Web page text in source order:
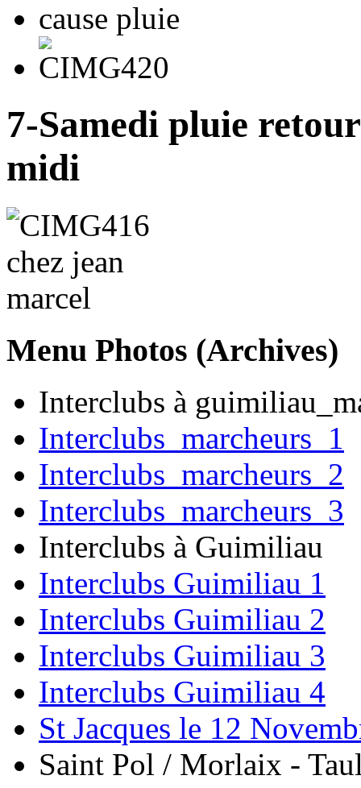
7-Samedi pluie
midi
Menu Photos (Archives)
Interclubs à
Interclubs_marcheurs_1
Interclubs_marcheurs_2
Interclubs_marcheurs_3
Interclubs à Guimiliau
Interclubs Guimiliau 1
Interclubs Guimiliau 2
Interclubs Guimiliau 3
Interclubs Guimiliau 4
St Jacques le 12
Saint Pol / Morlaix -